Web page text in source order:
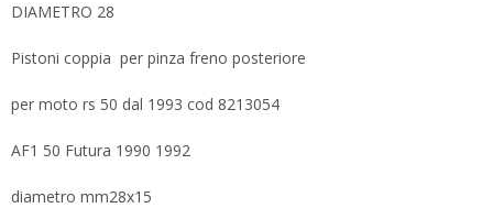
DIAMETRO 28
Pistoni coppia per pinza freno posteriore
per moto rs 50 dal 1993 cod 8213054
AF1 50 Futura 1990 1992
diametro mm28x15